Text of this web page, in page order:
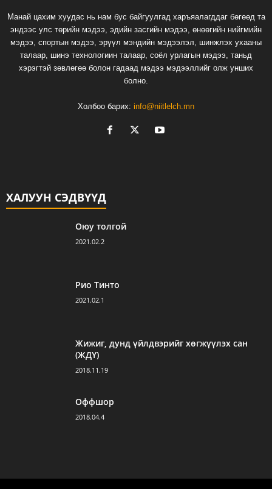
Манай цахим хуудас нь нам бус байгуулгад харъяалагддаг бөгөөд та
эндээс улс төрийн мэдээ, эдийн засгийн мэдээ, өнөөгийн нийгмийн
мэдээ, спортын мэдээ, эрүүл мэндийн мэдээлэл, шинжлэх ухааны
талаар, шинэ технологиин талаар, соёл урлагын мэдээ, таньд
хэрэгтэй зөвлөгөө болон гадаад мэдээ мэдээллийг олж унших
болно.
Холбоо барих: info@niitlelch.mn
ХАЛУУН СЭДВҮҮД
Оюу толгой
2021.02.2
Рио Тинто
2021.02.1
Жижиг, дунд үйлдвэрийг хөгжүүлэх сан
(ЖДҮ)
2018.11.19
Оффшор
2018.04.4